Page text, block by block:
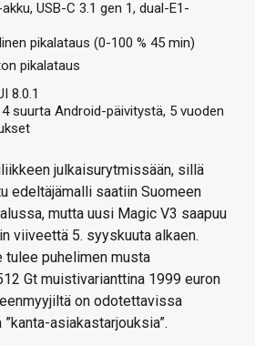
USB-C 3.1 gen 1, dual-E1-
pikalataus (0-100 % 45 min)
pikalataus
8.0.1
suurta Android-päivitystä, 5 vuoden
julkaisurytmissään, sillä
edeltäjämalli saatiin Suomeen
mutta uusi Magic V3 saapuu
viiveettä 5. syyskuuta alkaen.
puhelimen musta
Gt muistivarianttina 1999 euron
on odotettavissa
asiakastarjouksia”.